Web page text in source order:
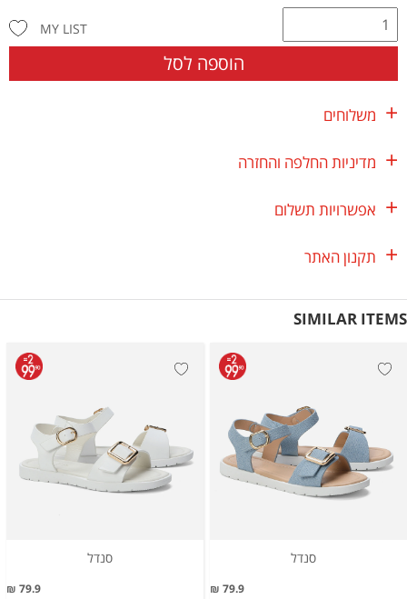
הוספה לסל
MY LIST
משלוחים
מדיניות החלפה והחזרה
אפשרויות תשלום
תקנון האתר
SIMILAR ITEMS
סנדל
79.9 ₪
סנדל
79.9 ₪